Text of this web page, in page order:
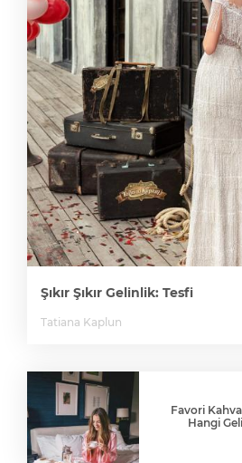
Şıkır Şıkır Gelinlik: Tesfi
Tatiana Kaplun
Favori
Hangi